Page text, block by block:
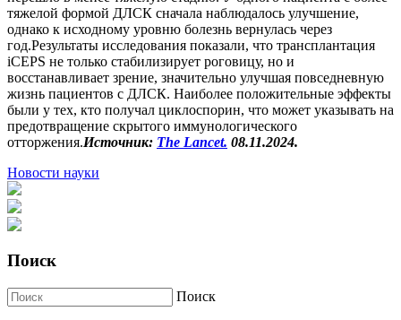
тяжелой формой ДЛСК сначала наблюдалось улучшение,
однако к исходному уровню болезнь вернулась через
год.Результаты исследования показали, что трансплантация
iCEPS не только стабилизирует роговицу, но и
восстанавливает зрение, значительно улучшая повседневную
жизнь пациентов с ДЛСК. Наиболее положительные эффекты
были у тех, кто получал циклоспорин, что может указывать на
предотвращение скрытого иммунологического
отторжения.Источник: The Lancet. 08.11.2024.
Новости науки
Поиск
Поиск